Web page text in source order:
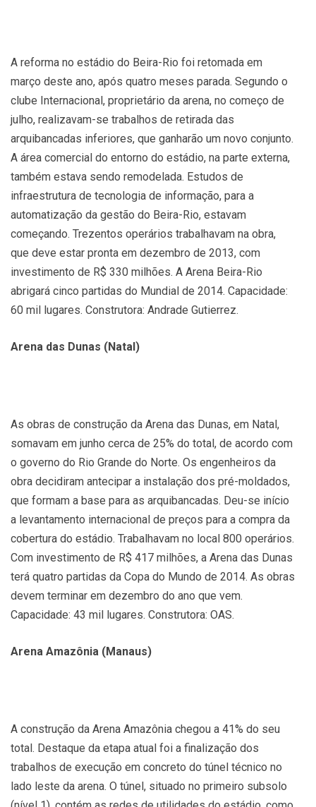
A reforma no estádio do Beira-Rio foi retomada em
março deste ano, após quatro meses parada. Segundo o
clube Internacional, proprietário da arena, no começo de
julho, realizavam-se trabalhos de retirada das
arquibancadas inferiores, que ganharão um novo conjunto.
A área comercial do entorno do estádio, na parte externa,
também estava sendo remodelada. Estudos de
infraestrutura de tecnologia de informação, para a
automatização da gestão do Beira-Rio, estavam
começando. Trezentos operários trabalhavam na obra,
que deve estar pronta em dezembro de 2013, com
investimento de R$ 330 milhões. A Arena Beira-Rio
abrigará cinco partidas do Mundial de 2014. Capacidade:
60 mil lugares. Construtora: Andrade Gutierrez.
Arena das Dunas (Natal)
As obras de construção da Arena das Dunas, em Natal,
somavam em junho cerca de 25% do total, de acordo com
o governo do Rio Grande do Norte. Os engenheiros da
obra decidiram antecipar a instalação dos pré-moldados,
que formam a base para as arquibancadas. Deu-se início
a levantamento internacional de preços para a compra da
cobertura do estádio. Trabalhavam no local 800 operários.
Com investimento de R$ 417 milhões, a Arena das Dunas
terá quatro partidas da Copa do Mundo de 2014. As obras
devem terminar em dezembro do ano que vem.
Capacidade: 43 mil lugares. Construtora: OAS.
Arena Amazônia (Manaus)
A construção da Arena Amazônia chegou a 41% do seu
total. Destaque da etapa atual foi a finalização dos
trabalhos de execução em concreto do túnel técnico no
lado leste da arena. O túnel, situado no primeiro subsolo